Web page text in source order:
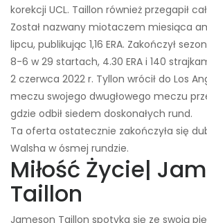
korekcji UCL. Taillon również przegapił
Został nazwany miotaczem miesiąca
lipcu, publikując 1,16 ERA. Zakończył
8-6 w 29 startach, 4.30 ERA i 140
2 czerwca 2022 r. Tyllon wrócił do Los
meczu swojego dwugłowego meczu
gdzie odbił siedem doskonałych rund.
Ta oferta ostatecznie zakończyła się
Walsha w ósmej rundzie.
Miłość Życie|
Taillon
Jameson Taillon spotyka się ze swoją